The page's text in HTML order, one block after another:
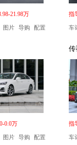
21.98万
图片 导购 配置
指
车
0.0万
图片 导购 配置
传
指
车